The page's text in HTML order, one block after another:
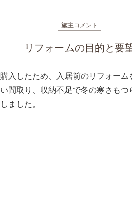
施主コメント
リフォームの目的と要
入したため、入居前のリフォー
間取り、収納不足で冬の寒さも
ました。